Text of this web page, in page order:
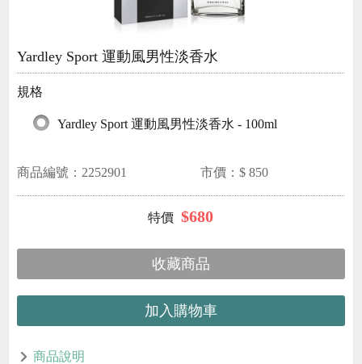
Yardley Sport 運動風男性淡香水
規格
Yardley Sport 運動風男性淡香水 - 100ml
商品編號： 2252901 市價：$850
$680
收藏商品
加入購物車
商品說明